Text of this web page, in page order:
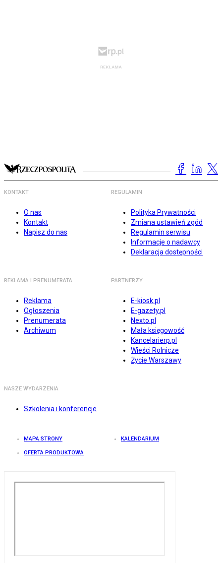
KONTAKT
O nas
Kontakt
Napisz do nas
REGULAMIN
Polityka Prywatności
Zmiana ustawień zgód
Regulamin serwisu
Informacje o nadawcy
Deklaracja dostępności
REKLAMA I PRENUMERATA
Reklama
Ogłoszenia
Prenumerata
Archiwum
PARTNERZY
E-kiosk.pl
E-gazety.pl
Nexto.pl
Mała księgowość
Kancelarierp.pl
Wieści Rolnicze
Życie Warszawy
NASZE WYDARZENIA
Szkolenia i konferencje
MAPA STRONY KALENDARIUM
OFERTA PRODUKTOWA